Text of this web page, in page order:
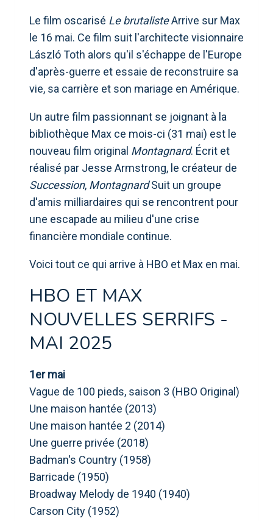
Le film oscarisé Le brutalisteArrive sur Max
le 16 mai. Ce film suit l'architecte visionnaire
László Toth alors qu'il s'échappe de l'Europe
d'après-guerre et essaie de reconstruire sa
vie, sa carrière et son mariage en Amérique.
Un autre film passionnant se joignant à la
bibliothèque Max ce mois-ci (31 mai) est le
nouveau film original Montagnard. Écrit et
réalisé par Jesse Armstrong, le créateur de
Succession, MontagnardSuit un groupe
d'amis milliardaires qui se rencontrent pour
une escapade au milieu d'une crise
financière mondiale continue.
Voici tout ce qui arrive à HBO et Max en mai.
HBO ET MAX
NOUVELLES SERRIFS -
MAI 2025
1er mai
Vague de 100 pieds, saison 3 (HBO Original)
Une maison hantée (2013)
Une maison hantée 2 (2014)
Une guerre privée (2018)
Badman's Country (1958)
Barricade (1950)
Broadway Melody de 1940 (1940)
Carson City (1952)